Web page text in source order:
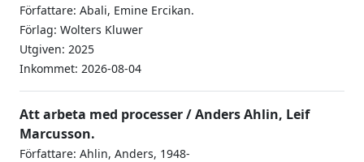
Författare: Abali, Emine Ercikan.
Förlag: Wolters Kluwer
Utgiven: 2025
Inkommet: 2026-08-04
Att arbeta med processer / Anders Ahlin, Leif
Marcusson.
Författare: Ahlin, Anders, 1948-